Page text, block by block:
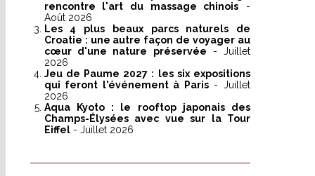
rencontre l'art du massage chinois -
Août 2026
Les 4 plus beaux parcs naturels de
Croatie : une autre façon de voyager au
cœur d'une nature préservée - Juillet
2026
Jeu de Paume 2027 : les six expositions
qui feront l'événement à Paris- Juillet
2026
Aqua Kyoto : le rooftop japonais des
Champs-Élysées avec vue sur la Tour
Eiffel- Juillet 2026